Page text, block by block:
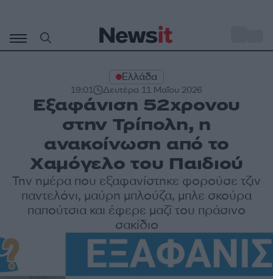
περιεχόμενο
Ελλάδα
19:01 Δευτέρα 11 Μαΐου 2026
Εξαφάνιση 52χρονου
στην Τρίπολη, η
ανακοίνωση από το
Χαμόγελο του Παιδιού
Την ημέρα που εξαφανίστηκε φορούσε τζιν
παντελόνι, μαύρη μπλούζα, μπλε σκούρα
παπούτσια και έφερε μαζί του πράσινο
σακίδιο